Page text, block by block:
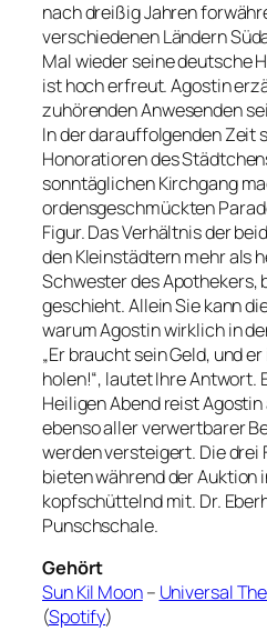
nach dreißig Jahren
verschiedenen Ländern
Mal wieder seine deutsche
ist hoch erfreut. Agostin
zuhörenden Anwesenden
In der darauffolgenden Zeit
Honoratioren des
sonntäglichen Kirchgang
ordensgeschmückten
Figur. Das Verhältnis der
den Kleinstädtern mehr als
Schwester des Apothekers,
geschieht. Allein Sie kann
warum Agostin wirklich in
„Er braucht sein Geld, und
holen!“, lautet Ihre Antwort.
Heiligen Abend reist
ebenso aller verwertbarer
werden versteigert. Die drei
bieten während der Auktion
kopfschüttelnd mit. Dr.
Punschschale.
Gehört
Sun Kil Moon– Universal
(Spotify)